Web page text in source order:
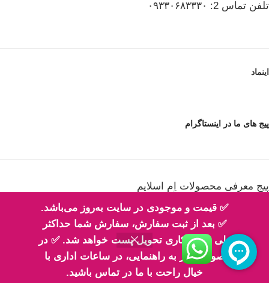
✅ قیمت و موجودی در سایت به‌روز می‌باشد.
✅ بعد از ثبت سفارش، سفارش شما حداکثر
طی 2 روز کاری تحویل پست خواهد شد. ✅ در
صورت نیاز به راهنمایی، در ساعات اداری با
خیال راحت با ما در تماس باشید.
تلفن تماس 2: ۰۹۳۳۰۶۸۳۳۳۰
اینماد
پیج های ما در اینستاگرام
پیج معرفی محصولات اِم اسلایم
پیج فیلم های ارسالی شما مهربونا
تمامی حقوق این وبسایت متعلق به ام‌اسلایم است